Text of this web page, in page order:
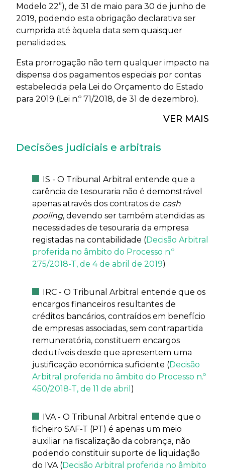
Modelo 22”), de 31 de maio para 30 de junho de
2019, podendo esta obrigação declarativa ser
cumprida até àquela data sem quaisquer
penalidades.
Esta prorrogação não tem qualquer impacto na
dispensa dos pagamentos especiais por contas
estabelecida pela Lei do Orçamento do Estado
para 2019 (Lei n.º 71/2018, de 31 de dezembro).
VER MAIS
Decisões judiciais e arbitrais
IS - O Tribunal Arbitral entende que a
carência de tesouraria não é demonstrável
apenas através dos contratos de cash
pooling, devendo ser também atendidas as
necessidades de tesouraria da empresa
registadas na contabilidade (Decisão Arbitral
proferida no âmbito do Processo n.º
275/2018-T, de 4 de abril de 2019)
IRC - O Tribunal Arbitral entende que os
encargos financeiros resultantes de
créditos bancários, contraídos em benefício
de empresas associadas, sem contrapartida
remuneratória, constituem encargos
dedutíveis desde que apresentem uma
justificação económica suficiente (Decisão
Arbitral proferida no âmbito do Processo n.º
450/2018-T, de 11 de abril )
IVA - O Tribunal Arbitral entende que o
ficheiro SAF-T (PT) é apenas um meio
auxiliar na fiscalização da cobrança, não
podendo constituir suporte de liquidação
do IVA (Decisão Arbitral proferida no âmbito